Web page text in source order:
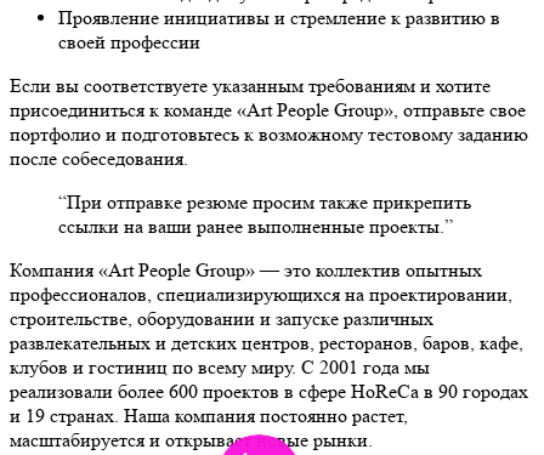
Проявление инициативы и стремление к развитию в
своей профессии
Если вы соответствуете указанным требованиям и хотите
присоединиться к команде «Art People Group», отправьте свое
портфолио и подготовьтесь к возможному тестовому заданию
после собеседования.
“При отправке резюме просим также прикрепить
ссылки на ваши ранее выполненные проекты.”
Компания «Art People Group» — это коллектив опытных
профессионалов, специализирующихся на проектировании,
строительстве, оборудовании и запуске различных
развлекательных и детских центров, ресторанов, баров, кафе,
клубов и гостиниц по всему миру. С 2001 года мы
реализовали более 600 проектов в сфере HoReCa в 90 городах
и 19 странах. Наша компания постоянно растет,
масштабируется и открывает новые рынки.